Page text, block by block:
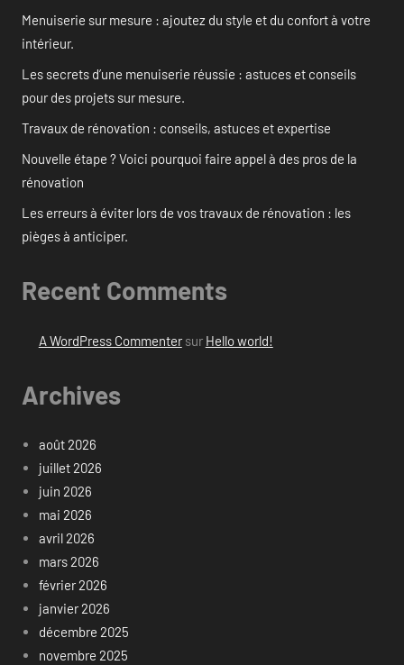
Menuiserie sur mesure : ajoutez du style et du confort à votre
intérieur.
Les secrets d’une menuiserie réussie : astuces et conseils
pour des projets sur mesure.
Travaux de rénovation : conseils, astuces et expertise
Nouvelle étape ? Voici pourquoi faire appel à des pros de la
rénovation
Les erreurs à éviter lors de vos travaux de rénovation : les
pièges à anticiper.
Recent Comments
A WordPress Commentersur Hello world!
Archives
août 2026
juillet 2026
juin 2026
mai 2026
avril 2026
mars 2026
février 2026
janvier 2026
décembre 2025
novembre 2025